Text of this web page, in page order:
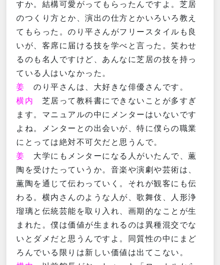
すか。結構可愛がってもらったんですよ。芝居
のつくり方とか、演出の仕方とかいろいろ教え
てもらった。のり平さんがフリースタイルも良
いが、客席に届ける技を学べと言った。笑わせ
るのも名人ですけど、あんなに芝居の技を持っ
ている人はいなかった。
姜
のり平さんは、大好きな俳優さんです。
横内
芝居って教科書にできないことが多すぎ
ます。マニュアルの中にメンターはいないです
よね。メンターとの出会いが、特に僕らの職業
にとっては絶対不可欠だと思うんで。
姜
大学にもメンターになる人がいたんで、薫
陶を受けたっていうか。音楽や演劇や芸術は、
薫陶を通じて伝わっていく。それが観客にも伝
わる。横内さんのような人が、歌舞伎、人形浄
瑠璃と伝統芸能を取り入れ、画期的なことが生
まれた。僕は価値が生まれるのは異種混交でな
いとダメだと思うんですよ。同質性の中にまど
ろんでいる限りは新しい価値は出てこない。